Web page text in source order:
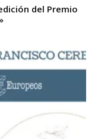
del Premio